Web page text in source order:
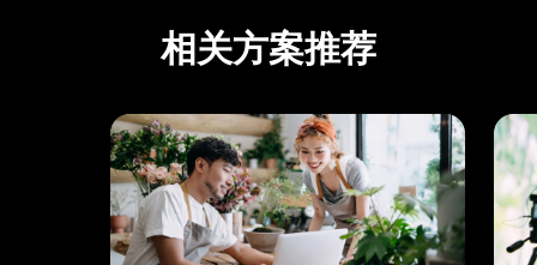
相关方案推荐